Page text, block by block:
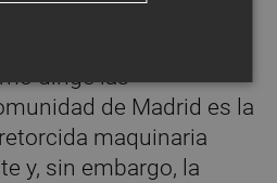
decenas de millones
se promociona cada
dirige las
de Madrid es la
maquinaria
y, sin embargo, la